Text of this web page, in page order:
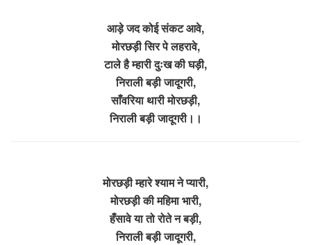
आड़े जद कोई संकट आवे,
मोरछड़ी सिर पे लहरावे,
टाले है म्हारी दुःख की घड़ी,
निराली बड़ी जादूगरी,
साँवरिया थारी मोरछड़ी,
निराली बड़ी जादूगरी।।
मोरछड़ी म्हारे श्याम ने प्यारी,
मोरछड़ी की महिमा भारी,
हँसावे या तो रोते न बड़ी,
निराली बड़ी जादूगरी,